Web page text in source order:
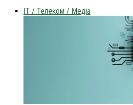
IT / Телеком / Медіа